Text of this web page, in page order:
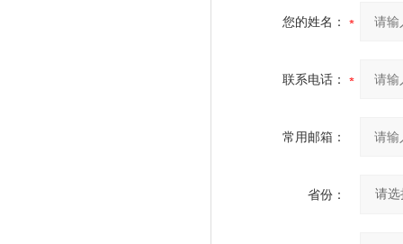
您的姓名：
联系电话：
常用邮箱：
省份：